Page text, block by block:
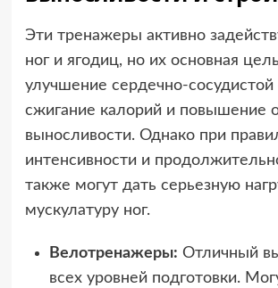
Эти тренажеры активно
ног и ягодиц, но их основная
улучшение сердечно-
сжигание калорий и повышение
выносливости. Однако при
интенсивности и
также могут дать серьезную
мускулатуру ног.
Велотренажеры: Отличный
всех уровней подготовки.